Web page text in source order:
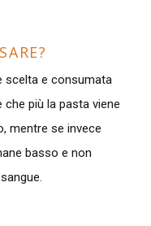
scelta e consumata
più la pasta viene
mentre se invece
basso e non